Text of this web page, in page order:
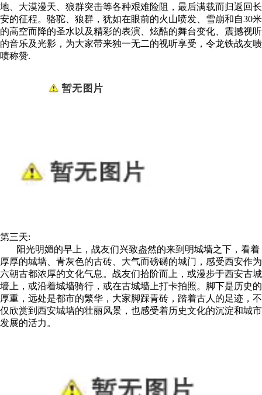
地、大漠漫天、狼群突击等各种艰难险阻，最后满载而归返回长
安的征程。骆驼、狼群，犹如在眼前的火山喷发、雪崩和自30米
的高空而降的圣水以及精彩的表演、炫酷的舞台变化、震撼视听
的音乐及光影，为大家带来独一无二的视听享受，令龙铁战友啧
啧称赞.
第三天:
阳光明媚的早上，战友们兴致盎然的来到明城墙之下，看着
厚厚的城墙、青灰色的古砖、大气而磅礴的城门，感受西安作为
六朝古都浓厚的文化气息。战友们拾阶而上，或漫步于西安古城
墙上，或沿着城墙骑行，或在古城墙上打卡拍照。脚下是历史的
厚重，远处是都市的繁华，大家脚踩青砖，踏着古人的足迹，不
仅欣赏到西安城墙的壮丽风景，也感受着历史文化的沉淀和城市
发展的活力。